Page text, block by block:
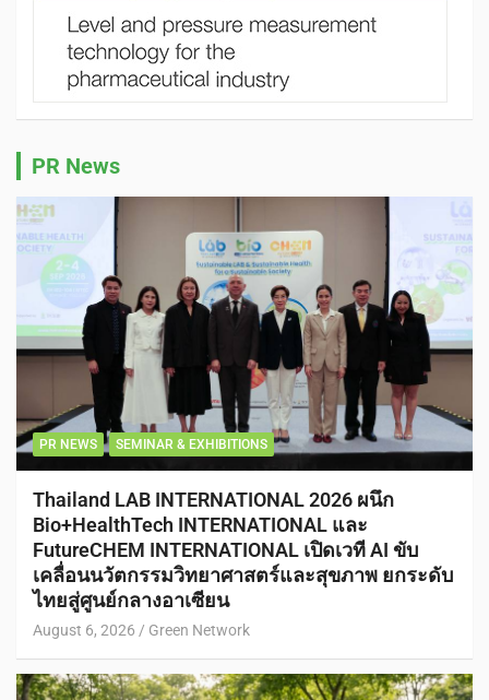
PR News
PR NEWS SEMINAR & EXHIBITIONS
Thailand LAB INTERNATIONAL 2026 ผนึก
Bio+HealthTech INTERNATIONAL และ
FutureCHEM INTERNATIONAL เปิดเวที AI ขับ
เคลื่อนนวัตกรรมวิทยาศาสตร์และสุขภาพ ยกระดับ
ไทยสู่ศูนย์กลางอาเซียน
August 6, 2026 Green Network